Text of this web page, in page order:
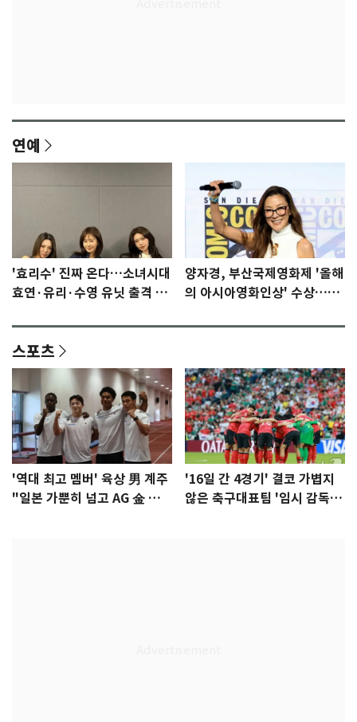
연예
'효리수' 진짜 온다…소녀시대
효연·유리·수영 유닛 출격 [N
양자경, 부산국제영화제 '올해
의 아시아영화인상' 수상…15
스포츠
'역대 최고 멤버' 육상 男 계주
"일본 가뿐히 넘고 AG 金 따겠
'16일 간 4경기' 결코 가볍지
않은 축구대표팀 '임시 감독'